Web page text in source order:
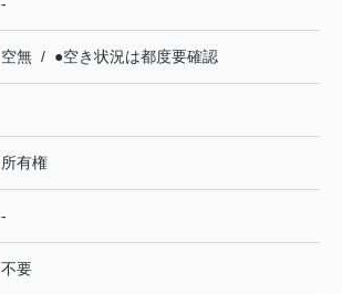
空無 / ●空き状況は都度要確認
所有権
-
不要